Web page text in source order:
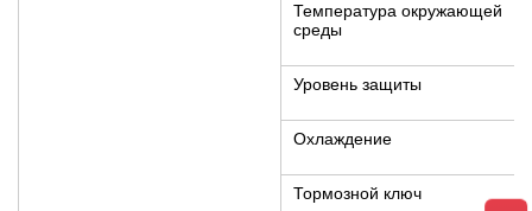
Температура окружающей
среды
Уровень защиты
Охлаждение
Тормозной ключ